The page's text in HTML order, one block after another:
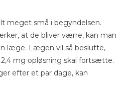
meget små i begyndelsen.
at de bliver værre, kan man
læge. Lægen vil så beslutte,
mg opløsning skal fortsætte.
efter et par dage, kan